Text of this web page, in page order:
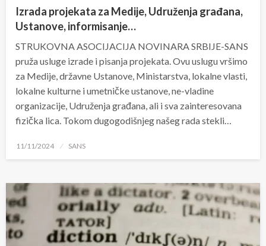
Izrada projekata za Medije, Udruženja građana,
Ustanove, informisanje…
STRUKOVNA ASOCIJACIJA NOVINARA SRBIJE-SANS
pruža usluge izrade i pisanja projekata. Ovu uslugu vršimo
za Medije, državne Ustanove, Ministarstva, lokalne vlasti,
lokalne kulturne i umetničke ustanove, ne-vladine
organizacije, Udruženja građana, ali i sva zainteresovana
fizička lica. Tokom dugogodišnjeg našeg rada stekli…
Posted
11/11/2024 SANS